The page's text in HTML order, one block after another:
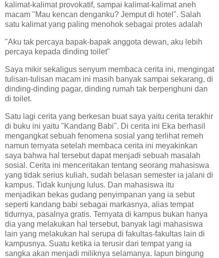
kalimat-kalimat provokatif, sampai kalimat-kalimat aneh
macam "Mau kencan denganku? Jemput di hotel". Salah
satu kalimat yang paling menohok sebagai protes adalah
"Aku tak percaya bapak-bapak anggota dewan, aku lebih
percaya kepada dinding toilet"
Saya mikir sekaligus senyum membaca cerita ini, mengingat
tulisan-tulisan macam ini masih banyak sampai sekarang, di
dinding-dinding pagar, dinding rumah tak berpenghuni dan
di toilet.
Satu lagi cerita yang berkesan buat saya yaitu cerita terakhir
di buku ini yaitu "Kandang Babi". Di cerita ini Eka berhasil
mengangkat sebuah fenomena sosial yang terlihat remeh
namun ternyata setelah membaca cerita ini meyakinkan
saya bahwa hal tersebut dapat menjadi sebuah masalah
sosial. Cerita ini menceritakan tentang seorang mahasiswa
yang tidak serius kuliah, sudah belasan semester ia jalani di
kampus. Tidak kunjung lulus. Dan mahasiswa itu
menjadikan bekas gudang penyimpanan yang ia sebut
seperti kandang babi sebagai markasnya, alias tempat
tidurnya, pasalnya gratis. Ternyata di kampus bukan hanya
dia yang melakukan hal tersebut, banyak lagi mahasiswa
lain yang melakukan hal serupa di fakultas-fakultas lain di
kampusnya. Suatu ketika ia terusir dari tempat yang ia
sangka akan menjadi miliknya selamanya. Iapun bingung